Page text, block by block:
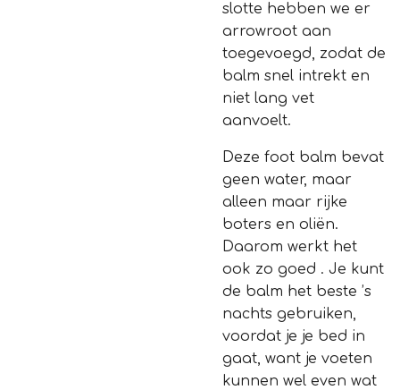
slotte hebben we er
arrowroot aan
toegevoegd, zodat de
balm snel intrekt en
niet lang vet
aanvoelt.
Deze foot balm bevat
geen water, maar
alleen maar rijke
boters en oliën.
Daarom werkt het
ook zo goed . Je kunt
de balm het beste ’s
nachts gebruiken,
voordat je je bed in
gaat, want je voeten
kunnen wel even wat